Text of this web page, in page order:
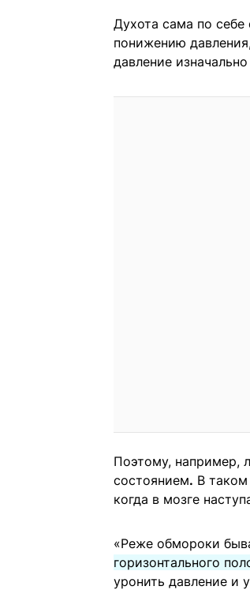
Духота сама по
понижению
давление
Поэтому, например,
состоянием. В
когда в мозге
«Реже обмороки
горизонтального
уронить давление и